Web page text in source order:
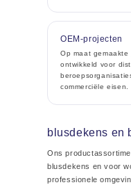
OEM-projecten
Op maat gemaakte
ontwikkeld voor
commerciële eisen.
blusdekens en
Ons
blusdekens en voor
professionele